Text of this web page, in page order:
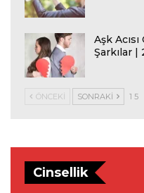
Aşk
Şarkılar |
ÖNCEKI SONRAKI 1 5
Cinsellik